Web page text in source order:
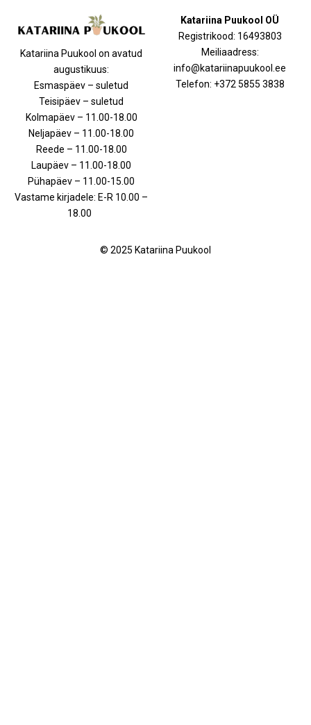
Katariina Puukool on avatud
augustikuus:
Esmaspäev – suletud
Teisipäev – suletud
Kolmapäev – 11.00-18.00
Neljapäev – 11.00-18.00
Reede – 11.00-18.00
Laupäev – 11.00-18.00
Pühapäev – 11.00-15.00
Vastame kirjadele: E-R 10.00 –
18.00
Katariina Puukool OÜ
Registrikood: 16493803
Meiliaadress:
info@katariinapuukool.ee
Telefon: +372 5855 3838
© 2025 Katariina Puukool